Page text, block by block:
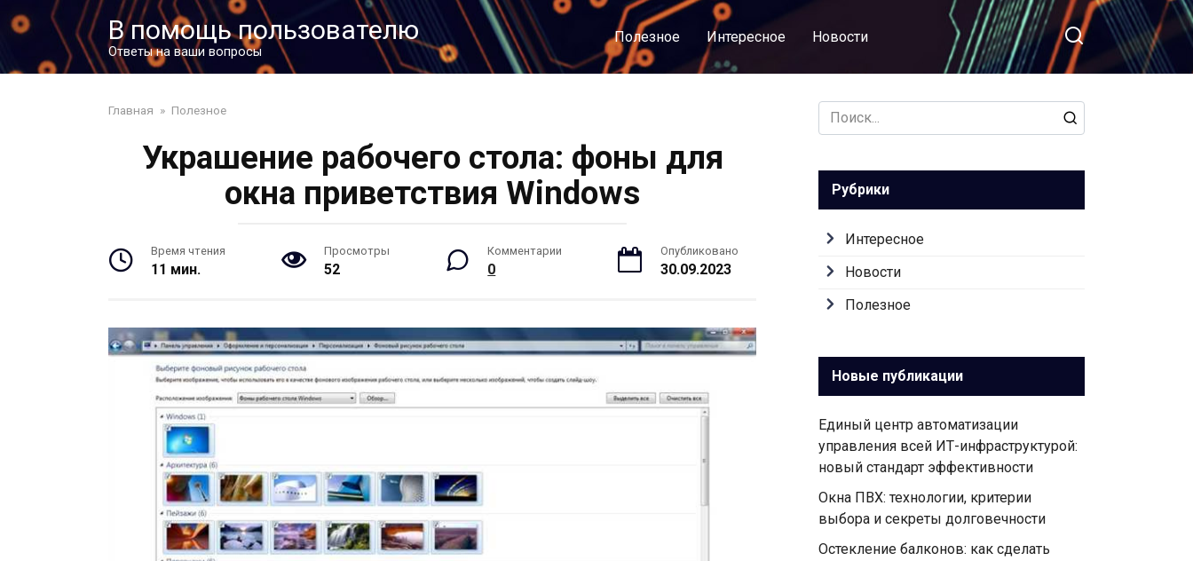
Перейти
В помощь пользователю
Ответы на ваши вопросы
Полезное Интересное Новости
Главная » Полезное
Украшение рабочего стола: фоны для
окна приветствия Windows
Время чтения
11 мин.
Просмотры
52
Комментарии
0
Опубликовано
30.09.2023
Search
for:
Рубрики
Интересное
Новости
Полезное
Новые публикации
Единый центр автоматизации
управления всей ИТ-инфраструктурой:
новый стандарт эффективности
Окна ПВХ: технологии, критерии
выбора и секреты долговечности
Остекление балконов: как сделать